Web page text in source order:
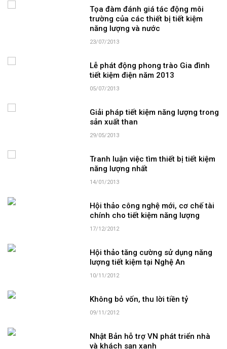
Tọa đàm đánh giá tác động môi
trường của các thiết bị tiết kiệm
năng lượng và nước
23/07/2013
Lễ phát động phong trào Gia đình
tiết kiệm điện năm 2013
05/07/2013
Giải pháp tiết kiệm năng lượng trong
sản xuất than
29/05/2013
Tranh luận việc tìm thiết bị tiết kiệm
năng lượng nhất
14/01/2013
Hội thảo công nghệ mới, cơ chế tài
chính cho tiết kiệm năng lượng
17/12/2012
Hội thảo tăng cường sử dụng năng
lượng tiết kiệm tại Nghệ An
10/11/2012
Không bỏ vốn, thu lời tiền tỷ
09/11/2012
Nhật Bản hỗ trợ VN phát triển nhà
và khách sạn xanh